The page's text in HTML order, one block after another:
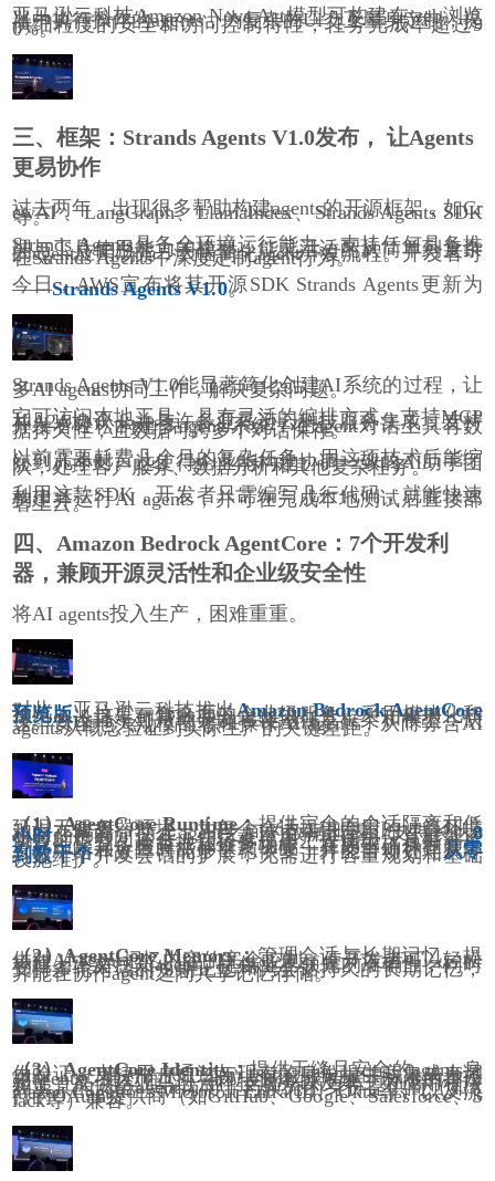
亚马逊云科技Amazon Nova Act模型可构建在web浏览
器中执行操作的agents，为复杂的Ul交互量身定制，提
供细粒度的安全和访问控制特性，任务完成率超过9
0%。
三、框架：Strands Agents V1.0发布， 让Agents
更易协作
过去两年，出现很多帮助构建agents的开源框架，如Cr
ewAI 、LangGraph、LlamaIndex、Strands Agents SDK
等。
Strands Agents具备全环境运行能力，支持任何具备推
理与工具使用能力的模型，能灵活适配从简单到复杂
的agent应用场景，大幅简化agent开发流程。开发者可
在Strands Agents中深度定制agent行为。
今日，AWS宣布将其开源SDK Strands Agents更新为
——Strands Agents V1.0。
Strands Agents V1.0能显著简化创建AI系统的过程，让
多AI agents协同工作，解决复杂问题。
它可访问本地工具，具有灵活的编排方式，支持MCP
和A2A协议，并与许多亚马逊云科技服务集成，支持
开发者轻松构建多agents系统，在agent对话上具有数
据持久性，且数据可跨多个对话保存。
以前需要耗费几个月的复杂任务，用这项技术后能缩
短到几小时。这使得企业能构建协调一致的AI助手团
队，处理客户服务、数据分析和其他复杂任务。
利用这款SDK，开发者只需编写几行代码，就能快速
构建并运行AI agents，并可在完成本地测试后直接部
署上云。
四、Amazon Bedrock AgentCore：7个开发利
器，兼顾开源灵活性和企业级安全性
将AI agents投入生产，困难重重。
对此，亚马逊云科技推出Amazon Bedrock AgentCore
预览版，这是一套全面的企业级服务，采用模块化和
可组合设计，可帮助开发者使用任意框架和模型，快
速、安全地大规模部署和操作AI agents，从而弥合AI
agents从概念验证到实际生产的关键差距。
（1）AgentCore Runtime：提供完全的会话隔离和低
延迟无服务器环境，为每个会话提供专用的计算环境
和内存隔离，防止agent之间的数据泄露，支持长达8
小时的长时间运行工作负载，用户可使用任意框架、
协议、模型，安全地运行多模态工作负载；具有高度
可靠性，具备检查点和恢复功能，有助于确保在发生
意外中断和故障时能够平稳恢复，并能自动处理从零
到数千个并发会话的扩展，无需进行容量规划和基础
设施维护。
（2）AgentCore Memory：管理会话与长期记忆，提
供对AI agent记忆内容的完全控制，使开发者可以轻松
构建上下文感知agent，提供业界领先的准确性，同时
支持多轮对话的短期记忆和跨会话持久的长期记忆，
并能在协作agent之间共享记忆存储。
（3）AgentCore Identity：提供无缝且安全的agents身
份验证，支持用户通过与现有的身份提供商集成来调
用agents，通过临时、细粒度的权限和基于标准的身份
验证，提供跨亚马逊云科技服务以及第三方应用程序
和工具的安全agent访问，与领先的身份提供商（如A
mazon Cognito、Microsoft Entra ID、Okta等）以及流
行的OAuth提供商（如GitHub、Google、Salesforce、S
lack等）兼容。